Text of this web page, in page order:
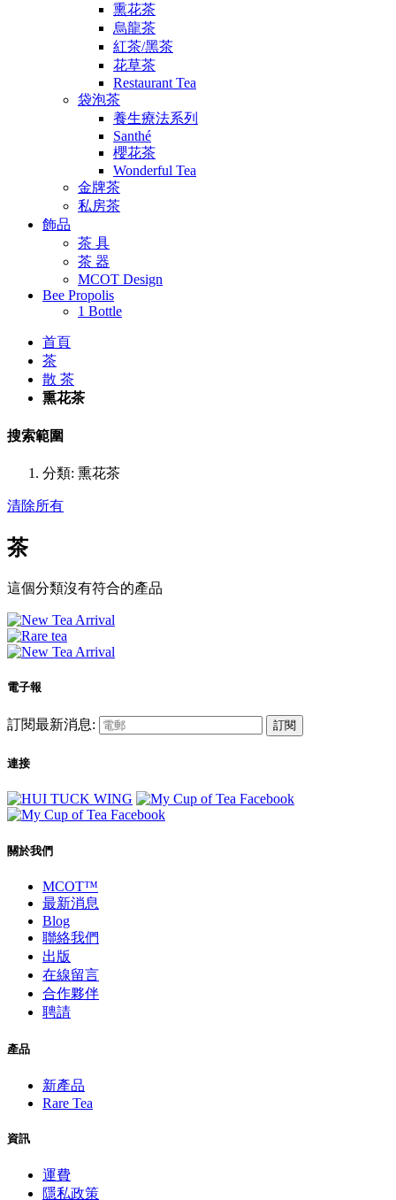
熏花茶
烏龍茶
紅茶/黑茶
花草茶
Restaurant Tea
袋泡茶
養生療法系列
Santhé
櫻花茶
Wonderful Tea
金牌茶
私房茶
飾品
茶 具
茶 器
MCOT Design
Bee Propolis
1 Bottle
首頁
茶
散 茶
熏花茶
搜索範圍
分類: 熏花茶
清除所有
茶
這個分類沒有符合的產品
電子報
訂閱最新消息: 訂閱
連接
關於我們
MCOT™
最新消息
Blog
聯絡我們
出版
在線留言
合作夥伴
聘請
產品
新產品
Rare Tea
資訊
運費
隱私政策